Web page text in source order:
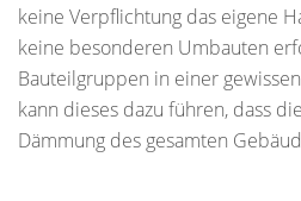
keine Verpflichtung das eigene
keine besonderen Umbauten
Bauteilgruppen in einer
kann dieses dazu führen, dass
Dämmung des gesamten